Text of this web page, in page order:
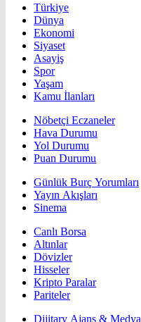
Türkiye
Dünya
Ekonomi
Siyaset
Asayiş
Spor
Yaşam
Kamu İlanları
Nöbetçi Eczaneler
Hava Durumu
Yol Durumu
Puan Durumu
Günlük Burç Yorumları
Yayın Akışları
Sinema
Canlı Borsa
Altınlar
Dövizler
Hisseler
Kripto Paralar
Pariteler
Dijitary Ajans & Medya